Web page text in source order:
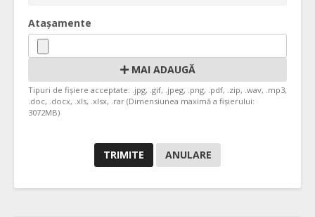
Atașamente
MAI ADAUGĂ
Tipuri de fișiere acceptate: .jpg, .gif, .jpeg, .png, .pdf, .zip, .wav, .mp3,
.doc, .docx, .xls, .xlsx, .rar (Dimensiunea maximă a fișierului:
3072MB)
ANULARE